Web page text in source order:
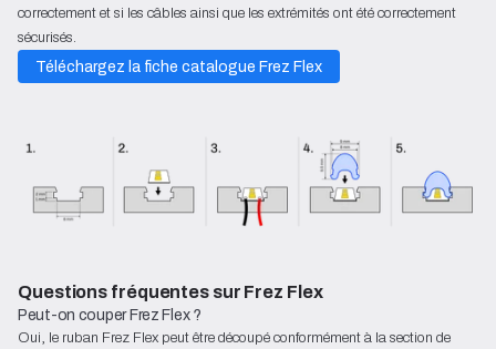
correctement et si les câbles ainsi que les extrémités ont été correctement
sécurisés.
Téléchargez la fiche catalogue Frez Flex
Questions fréquentes sur Frez Flex
Peut-on couper Frez Flex ?
Oui, le ruban Frez Flex peut être découpé conformément à la section de